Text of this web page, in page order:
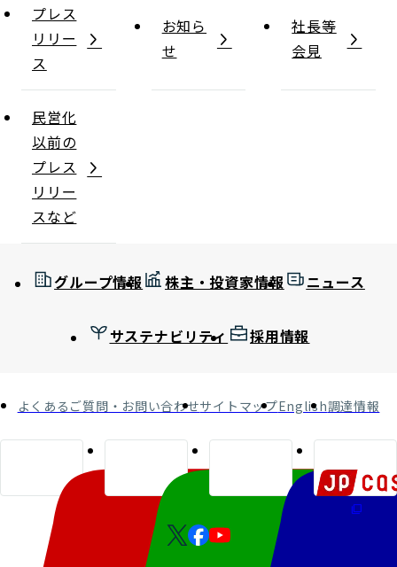
プレス
リリー
ス
お知ら
せ
社長等
会見
民営化
以前の
プレス
リリー
スなど
グループ情報 株主・投資家情報 ニュース
サステナビリティ 採用情報
よくあるご質問・お問い合わせサイトマップEnglish調達情報